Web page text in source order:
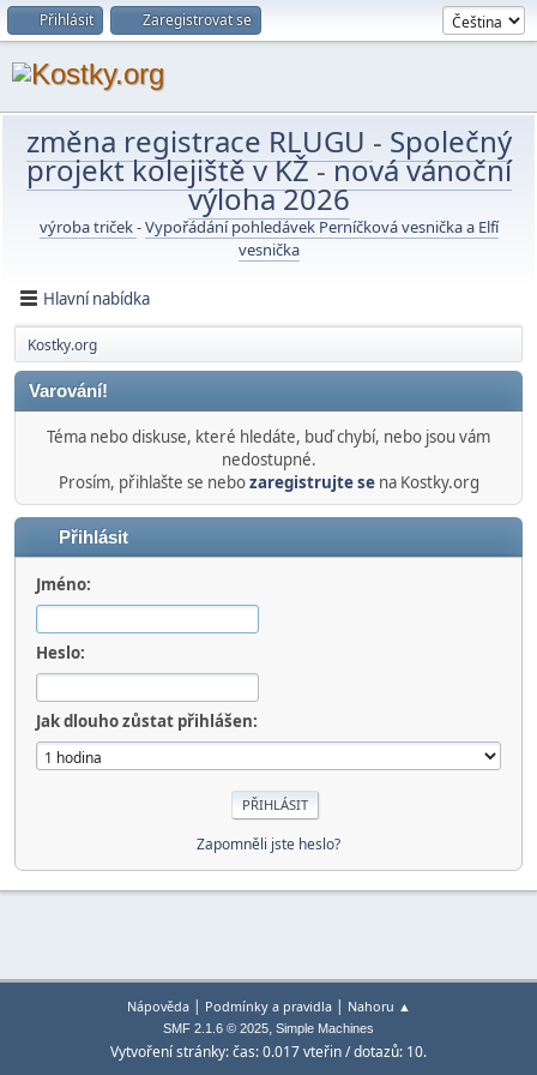
Přihlásit Zaregistrovat se
změna registrace RLUGU - Společný
projekt kolejiště v KŽ-nová vánoční
výloha 2026
výroba triček-Vypořádání pohledávek Perníčková vesnička a Elfí
vesnička
Hlavní nabídka
Kostky.org
Varování!
Téma nebo diskuse, které hledáte, buď chybí, nebo jsou vám
nedostupné.
Prosím, přihlašte se nebozaregistrujte sena Kostky.org
Přihlásit
Jméno:
Heslo:
Jak dlouho zůstat přihlášen:
Zapomněli jste heslo?
Nápověda| Podmínky a pravidla| Nahoru ▲
SMF 2.1.6 © 2025, Simple Machines
Vytvoření stránky: čas: 0.017 vteřin / dotazů: 10.